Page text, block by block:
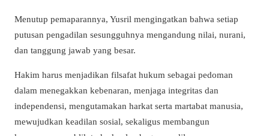
Menutup pemaparannya, Yusril mengingatkan bahwa setiap
putusan pengadilan sesungguhnya mengandung nilai, nurani,
dan tanggung jawab yang besar.
Hakim harus menjadikan filsafat hukum sebagai pedoman
dalam menegakkan kebenaran, menjaga integritas dan
independensi, mengutamakan harkat serta martabat manusia,
mewujudkan keadilan sosial, sekaligus membangun